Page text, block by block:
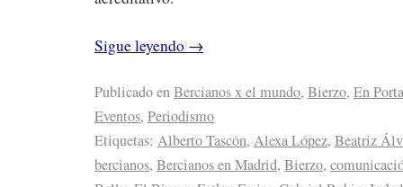
Sigue leyendo →
Publicado enBercianos x el mundo, Bierzo, En
Eventos, Periodismo
Etiquetas: Alberto Tascón, Alexa López, Beatriz
bercianos, Bercianos en Madrid, Bierzo,